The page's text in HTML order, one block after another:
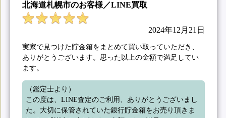
北海道札幌市のお客様／LINE買取
2024年12月21日
実家で見つけた貯金箱をまとめて買い取っていただき、
ありがとうございます。思った以上の金額で満足してい
ます。
（鑑定士より）
この度は、LINE査定のご利用、ありがとうございまし
た。大切に保管されていた銀行貯金箱をお売り頂きま